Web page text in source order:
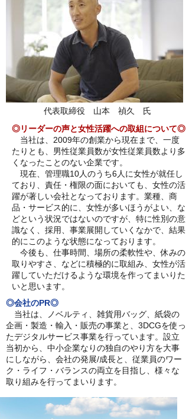
代表取締役 山本 禎久 氏
◎リーダーの声と女性活躍への取組について◎
当社は、2009年の創業から現在まで、一度
たりとも、男性従業員数が女性従業員数より多
くなったことのない企業です。
現在、管理職10人のうち6人に女性が就任し
ており、責任・権限の面においても、女性の活
躍が著しい会社となっております。業種、商
品・サービス的に、女性が多いほうがよい、な
どという状況ではないのですが、特に性別の意
識なく、採用、事業展開していくなかで、結果
的にこのような状態になっております。
今後も、仕事時間、場所の柔軟性や、休みの
取りやすさ、などに積極的に取組み、女性が活
躍していただけるような環境を作ってまいりた
いと思います。
◎会社のPR◎
当社は、ノベルティ、雑貨用バッグ、紙袋の
企画・製造・輸入・販売の事業と、3DCGを使っ
たデジタルサービス事業を行っています。設立
当初から、中小企業なりの独自のやり方を大事
にしながら、会社の発展/成長と、従業員のワー
ク・ライフ・バランスの両立を目指し、様々な
取り組みを行ってまいります。